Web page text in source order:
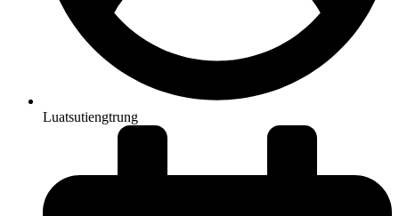
Luatsutiengtrung